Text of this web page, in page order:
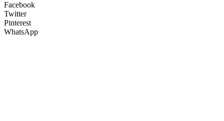
Facebook
Twitter
Pinterest
WhatsApp